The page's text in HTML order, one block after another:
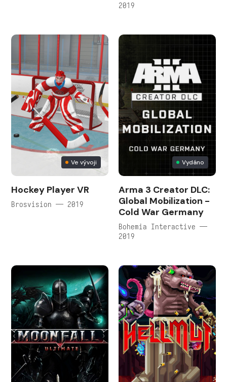
2019
Ve vývoji
Hockey Player VR
Brosvision — 2019
Vydáno
Arma 3 Creator DLC:
Global Mobilization -
Cold War Germany
Bohemia Interactive —
2019